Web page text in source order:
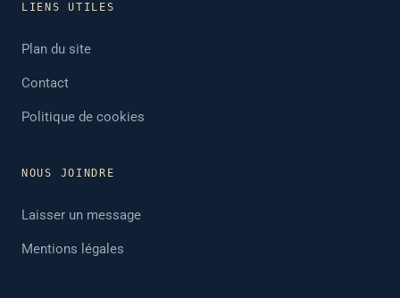
LIENS UTILES
Plan du site
Contact
Politique de cookies
NOUS JOINDRE
Laisser un message
Mentions légales